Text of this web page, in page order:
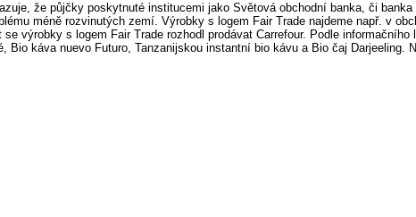
že půjčky poskytnuté institucemi jako Světová obchodní banka, či
méně rozvinutých zemí. Výrobky s logem Fair Trade najdeme např. v
výrobky s logem Fair Trade rozhodl prodávat Carrefour. Podle
káva nuevo Futuro, Tanzanijskou instantní bio kávu a Bio čaj Darjeeling.